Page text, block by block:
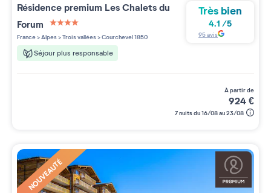
Résidence premium Les Chalets du
Forum
4 étoiles sur 5
France>Alpes>Trois vallées>Courchevel 1850
Séjour plus responsable
Très bien
4.1 /5
95avis
à partir de
924€
7 nuits du 16/08 au 23/08
NOUVEAUTÉ